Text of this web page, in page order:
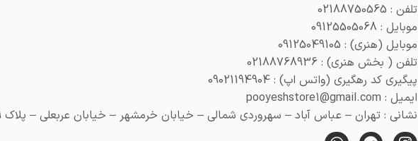
تلفن : 02188750565
موبایل : 09125505068
موبایل (هنری) : 09125049105
تلفن ( بخش هنری) : 02188768936
پیگیری کد رهگیری (واتس اپ) : 09021194904
ایمیل : pooyeshstore1@gmail.com
نشانی : تهران – عباس آباد – سهروردی شمالی – خیابان خرمشهر – خیابان عربعلی – پلاک 19 (هنری پلاک 29)